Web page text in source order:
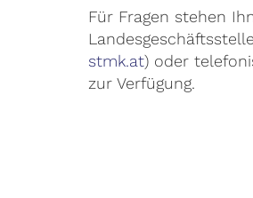
Für Fragen stehen
stmk.at) oder
zur Verfügung.